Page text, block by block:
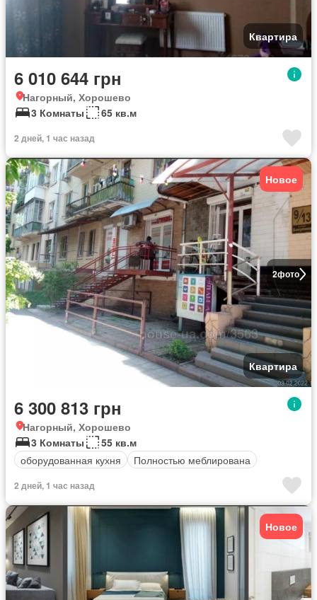
Квартира
6 010 644 грн
Нагорный, Хорошево
3 Комнаты
65 кв.м
2 дней, 1 час назад
2фото
Новое
Квартира
6 300 813 грн
Нагорный, Хорошево
3 Комнаты
55 кв.м
оборудованная кухня
Полностью меблирована
2 дней, 1 час назад
Новое